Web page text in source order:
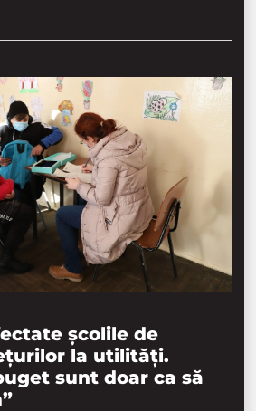
școlile de
la utilități.
sunt doar ca să